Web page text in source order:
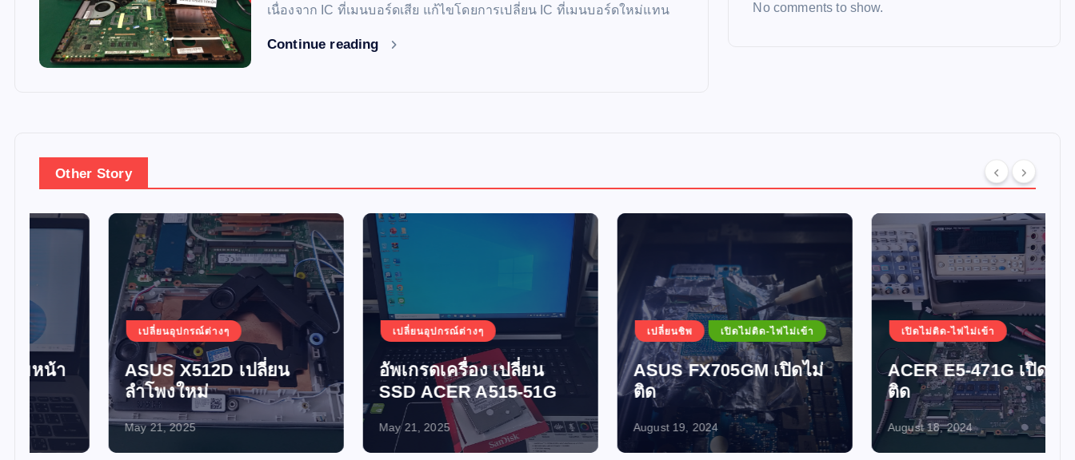
เนื่องจาก IC ที่เมนบอร์ดเสีย แก้ไขโดยการเปลี่ยน IC ที่เมนบอร์ดใหม่แทน
Continue reading
No comments to show.
Other Story
เปลี่ยนอุปกรณ์ต่างๆ
ASUS X512D เปลี่ยน
ลำโพงใหม่
May 21, 2025
เปลี่ยนอุปกรณ์ต่างๆ
อัพเกรดเครื่อง เปลี่ยน
SSD ACER A515-51G
May 21, 2025
เปิดไม่ติด-ไฟไม่เข้า
ASUS FX705GM เปิดไม่
ติด
August 19, 2024
เปิดไม่ติด-ไฟไม่เข้า
ACER E5-471G เปิดไม่
ติด
August 18, 2024